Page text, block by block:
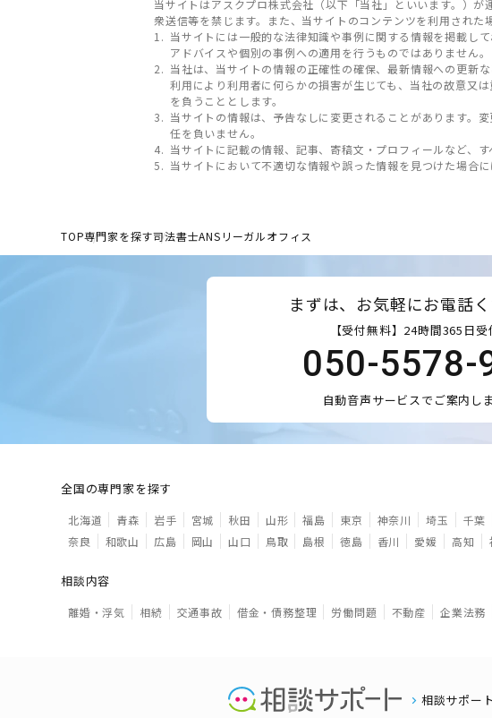
当サイトはアスクプロ株式会社（以下「当社」といいます。）
衆送信等を禁じます。また、当サイトのコンテンツを利用された
当サイトには一般的な法律知識や事例に関する情報を掲載し
アドバイスや個別の事例への適用を行うものではありません。
当社は、当サイトの情報の正確性の確保、最新情報への更新
利用により利用者に何らかの損害が生じても、当社の故意又
を負うこととします。
当サイトの情報は、予告なしに変更されることがあります。
任を負いません。
当サイトに記載の情報、記事、寄稿文・プロフィールなど、
当サイトにおいて不適切な情報や誤った情報を見つけた場合
TOP専門家を探す司法書士ANSリーガルオフィス
まずは、お気軽にお電話
【受付無料】24時間365日受
050-5578-
自動音声サービスでご案内し
全国の専門家を探す
北海道 青森 岩手 宮城 秋田 山形 福島 東京 神奈川 埼玉 千葉
奈良
和歌山 広島 岡山 山口 鳥取 島根 徳島 香川 愛媛 高知
相談内容
離婚・浮気 相続 交通事故 借金・債務整理 労働問題 不動産 企業法務
相談サポー